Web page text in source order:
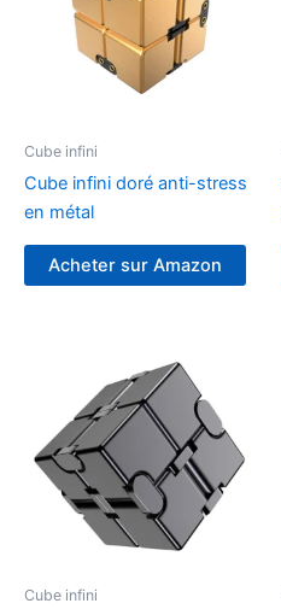
Cube infini
Cube infini doré anti-stress
en métal
Acheter sur Amazon
Cube infini